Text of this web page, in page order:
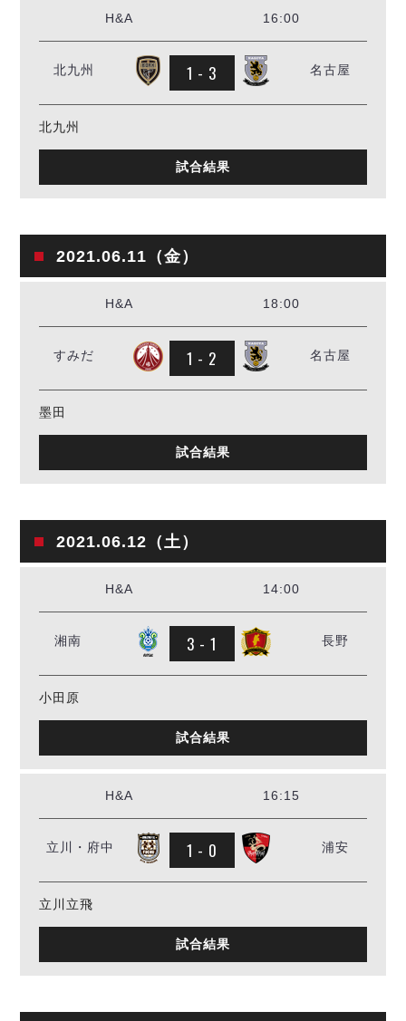
H&A 16:00
北九州 1 - 3 名古屋
北九州
試合結果
2021.06.11（金）
H&A 18:00
すみだ 1 - 2 名古屋
墨田
試合結果
2021.06.12（土）
H&A 14:00
湘南 3 - 1 長野
小田原
試合結果
H&A 16:15
立川・府中 1 - 0 浦安
立川立飛
試合結果